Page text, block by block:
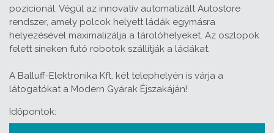
pozicionál. Végül az innovatív automatizált Autostore
rendszer, amely polcok helyett ládák egymásra
helyezésével maximalizálja a tárolóhelyeket. Az oszlopok
felett síneken futó robotok szállítják a ládákat.
A Balluff-Elektronika Kft. két telephelyén is várja a
látogatókat a Modern Gyárak Éjszakáján!
Időpontok: